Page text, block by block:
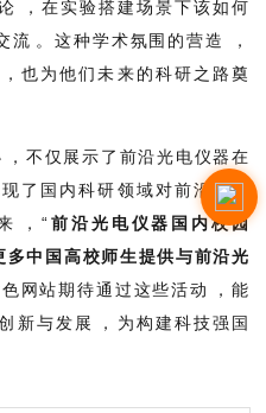
，在实验搭建场景下该如何
。这种学术氛围的营造，
，也为他们未来的科研之路奠
不仅展示了前沿光电仪器在
现了国内科研领域对前沿光电
，“前沿光电仪器国内校园
多中国高校师生提供与前沿光
网站期待通过这些活动，能
与发展，为构建科技强国